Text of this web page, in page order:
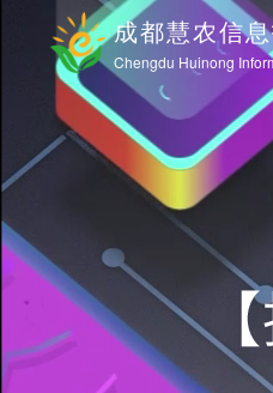
成都慧农信
Chengdu Huinong